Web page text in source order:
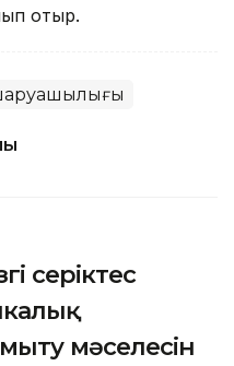
отыр.
серіктес
мәселесін